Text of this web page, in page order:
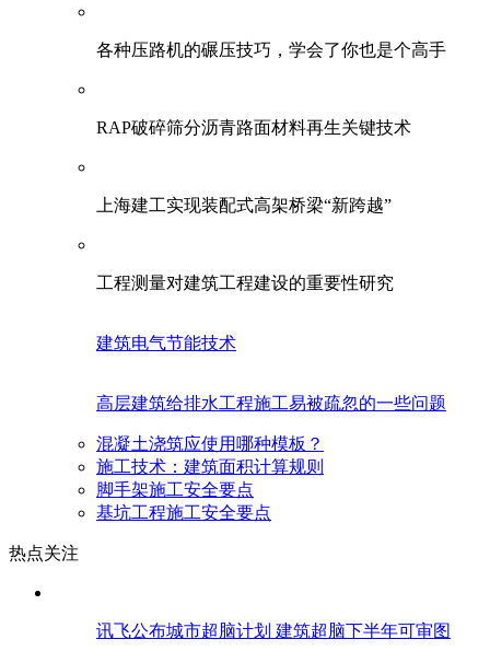
各种压路机的碾压技巧，学会了你也是个高手
RAP破碎筛分沥青路面材料再生关键技术
上海建工实现装配式高架桥梁“新跨越”
工程测量对建筑工程建设的重要性研究
建筑电气节能技术
高层建筑给排水工程施工易被疏忽的一些问题
混凝土浇筑应使用哪种模板？
施工技术：建筑面积计算规则
脚手架施工安全要点
基坑工程施工安全要点
热点关注
讯飞公布城市超脑计划 建筑超脑下半年可审图